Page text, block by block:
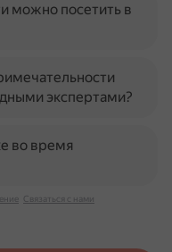
можно посетить в
экспертами?
во время
Связаться с нами